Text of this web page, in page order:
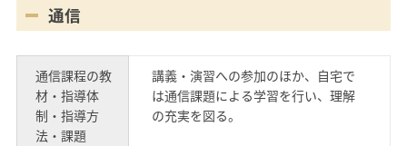
通信
通信課程の教
材・指導体
制・指導方
法・課題
講義・演習への参加のほか、自宅で
は通信課題による学習を行い、理解
の充実を図る。